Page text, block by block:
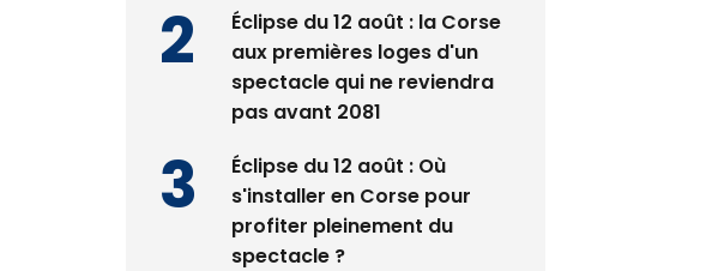
Éclipse du 12 août : la Corse
aux premières loges d'un
spectacle qui ne reviendra
pas avant 2081
Éclipse du 12 août : Où
s'installer en Corse pour
profiter pleinement du
spectacle ?